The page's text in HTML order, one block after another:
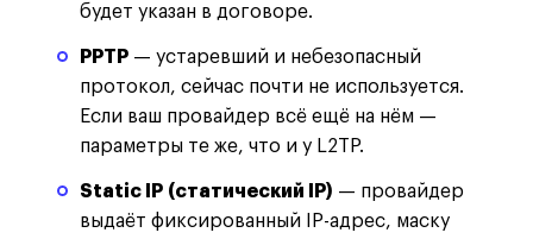
будет указан в договоре.
PPTP— устаревший и небезопасный
протокол, сейчас почти не используется.
Если ваш провайдер всё ещё на нём —
параметры те же, что и у L2TP.
Static IP (статический IP) — провайдер
выдаёт фиксированный IP-адрес, маску